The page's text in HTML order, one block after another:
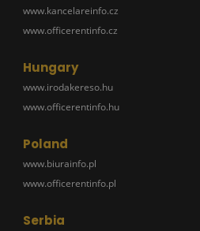
www.kancelareinfo.cz
www.officerentinfo.cz
Hungary
www.irodakereso.hu
www.officerentinfo.hu
Poland
www.biurainfo.pl
www.officerentinfo.pl
Serbia